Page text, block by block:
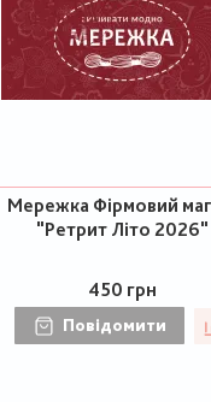
Мережка Фірмовий
"Ретрит Літо 2026"
450 грн
Повідомити